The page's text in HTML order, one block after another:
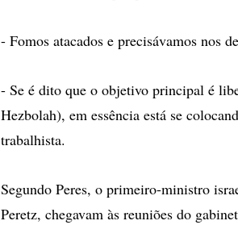
- Fomos atacados e precisávamos nos
- Se é dito que o objetivo principal é
Hezbolah), em essência está se
trabalhista.
Segundo Peres, o primeiro-ministro
Peretz, chegavam às reuniões do